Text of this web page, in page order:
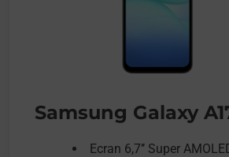
Samsung Galaxy
Ecran 6,7’’ Super